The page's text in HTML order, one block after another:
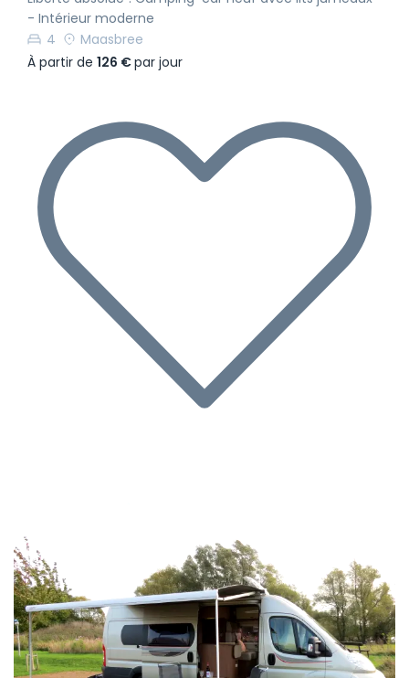
- Intérieur moderne
4
Maasbree
À partir de 126 €par jour